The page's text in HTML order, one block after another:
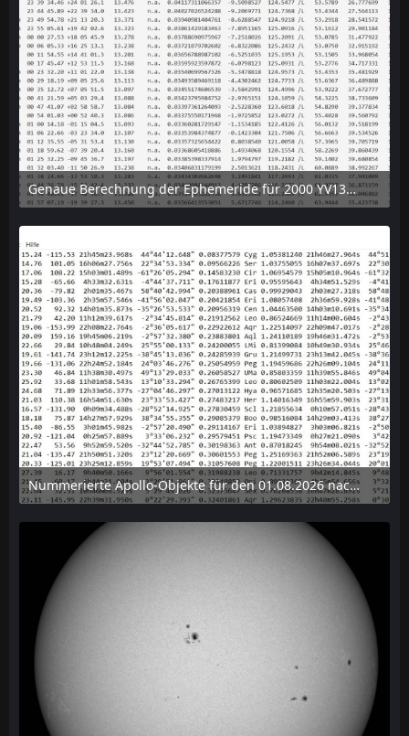
Genaue Berechnung der Ephemeride für 2000 YV137 mit dem online-tool "Horizon" des JPL
6. August 2026 um 15:38
Nummerierte Apollo-Objekte für den 01.08.2026 nach Erdabstand sortiert, nur die ersten der 1910 Objekte angezeigt
6. August 2026 um 15:14